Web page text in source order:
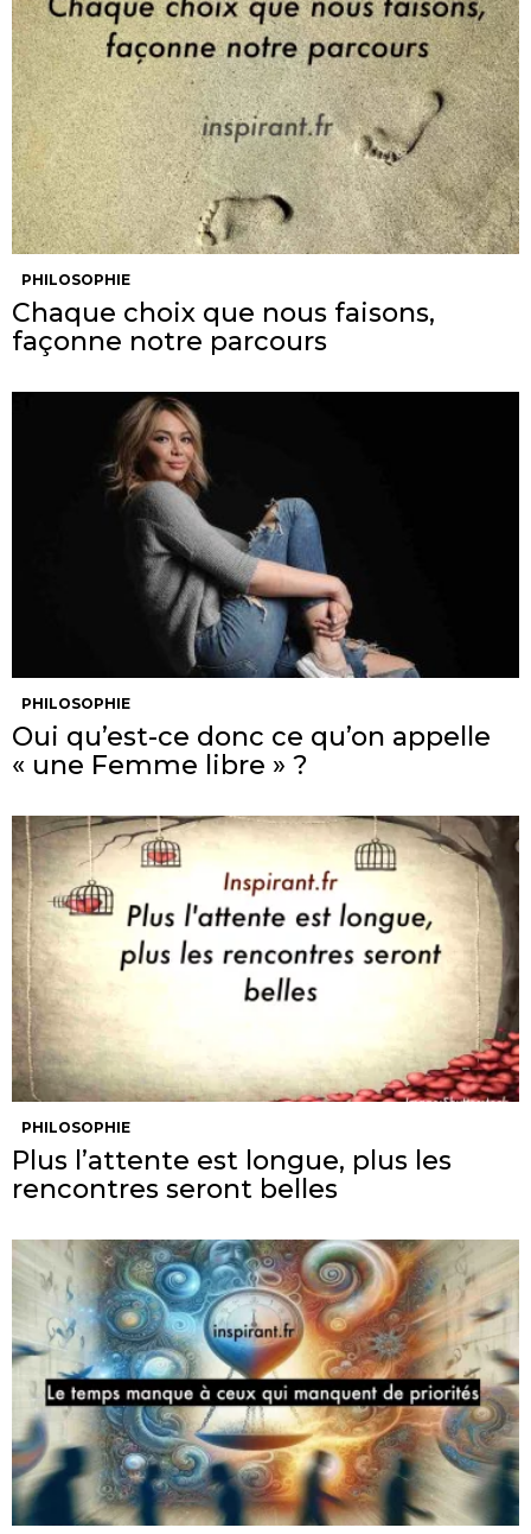
PHILOSOPHIE
Chaque choix que nous faisons,
façonne notre parcours
PHILOSOPHIE
Oui qu’est-ce donc ce qu’on appelle
« une Femme libre » ?
PHILOSOPHIE
Plus l’attente est longue, plus les
rencontres seront belles